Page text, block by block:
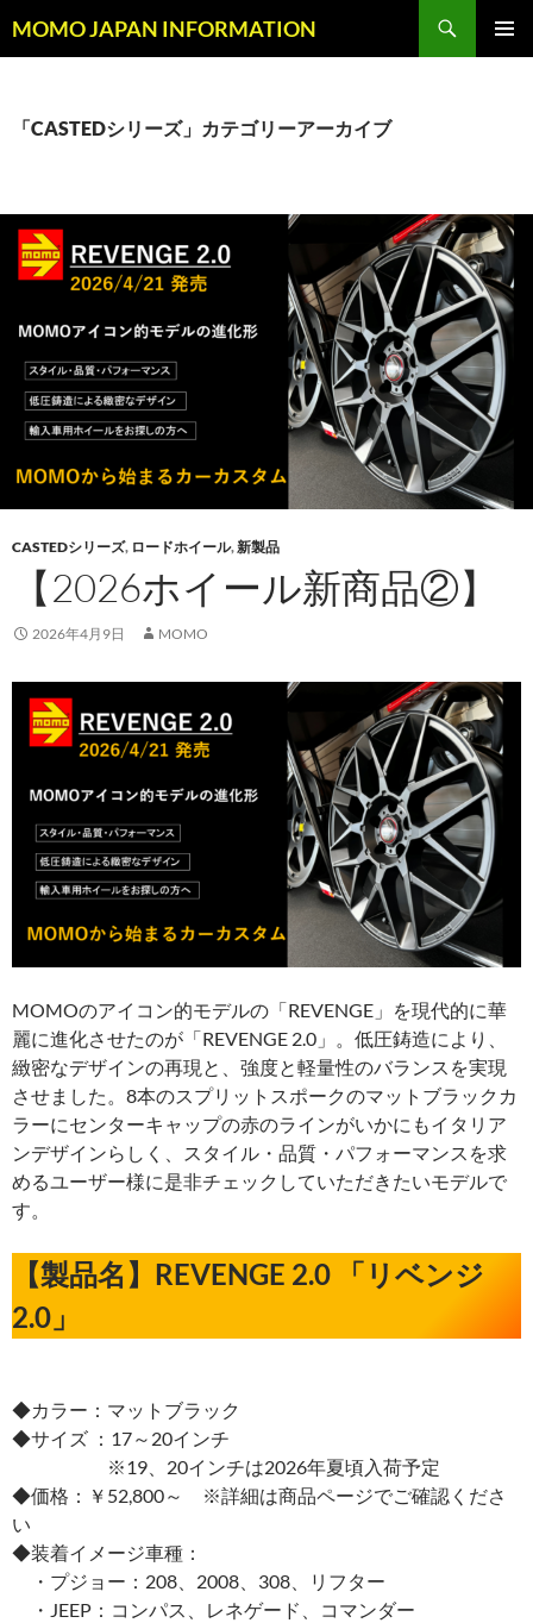
ン
キ
MOMO JAPAN INFORMATION
索
「CASTEDシリーズ」カテゴリーアーカイブ
CASTEDシリーズ, ロードホイール,新製品
【2026ホイール新商品②】
2026年4月9日 MOMO
MOMOのアイコン的モデルの「REVENGE」を現代的に華
麗に進化させたのが「REVENGE 2.0」。低圧鋳造により、
緻密なデザインの再現と、強度と軽量性のバランスを実現
させました。8本のスプリットスポークのマットブラックカ
ラーにセンターキャップの赤のラインがいかにもイタリア
ンデザインらしく、スタイル・品質・パフォーマンスを求
めるユーザー様に是非チェックしていただきたいモデルで
す。
【製品名】REVENGE 2.0 「リベンジ
2.0」
◆カラー：マットブラック
◆サイズ ：17～20インチ
※19、20インチは2026年夏頃入荷予定
◆価格：￥52,800～ ※詳細は商品ページでご確認くださ
い
◆装着イメージ車種：
・プジョー：208、2008、308、リフター
・JEEP：コンパス、レネゲード、コマンダー